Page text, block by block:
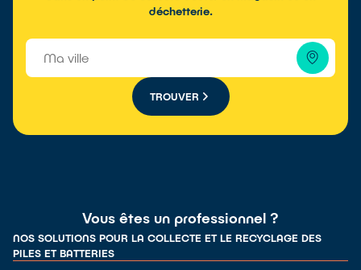
déchetterie.
TROUVER
Vous êtes un professionnel ?
NOS SOLUTIONS POUR LA COLLECTE ET LE RECYCLAGE DES
PILES ET BATTERIES